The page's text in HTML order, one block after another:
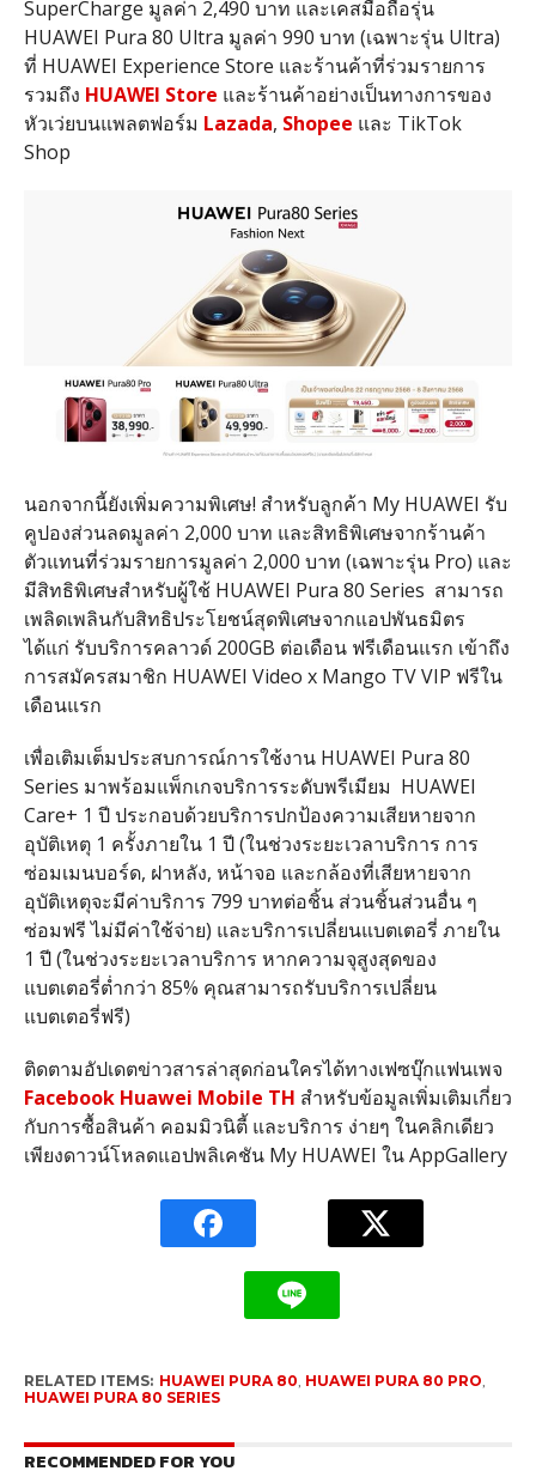
SuperCharge มูลค่า 2,490 บาท และเคสมือถือรุ่น
HUAWEI Pura 80 Ultra มูลค่า 990 บาท (เฉพาะรุ่นUltra)
ที่ HUAWEI Experience Store และร้านค้าที่ร่วมรายการ
รวมถึง HUAWEI Store และร้านค้าอย่างเป็นทางการของ
หัวเว่ยบนแพลตฟอร์ม Lazada, Shopee และ TikTok
Shop
นอกจากนี้ยังเพิ่มความพิเศษ! สำหรับลูกค้า My HUAWEI รับ
คูปองส่วนลดมูลค่า 2,000 บาท และสิทธิพิเศษจากร้านค้า
ตัวแทนที่ร่วมรายการมูลค่า 2,000 บาท (เฉพาะรุ่นPro) และ
มีสิทธิพิเศษสำหรับผู้ใช้HUAWEI Pura 80 Series สามารถ
เพลิดเพลินกับสิทธิประโยชน์สุดพิเศษจากแอปพันธมิตร
ได้แก่ รับบริการคลาวด์200GB ต่อเดือน ฟรีเดือนแรก เข้าถึง
การสมัครสมาชิก HUAWEI Video x Mango TV VIP ฟรีใน
เดือนแรก
เพื่อเติมเต็มประสบการณ์การใช้งานHUAWEI Pura 80
Series มาพร้อมแพ็กเกจบริการระดับพรีเมียม HUAWEI
Care+ 1 ปี ประกอบด้วยบริการปกป้องความเสียหายจาก
อุบัติเหตุ1 ครั้งภายใน1 ปี(ในช่วงระยะเวลาบริการ การ
ซ่อมเมนบอร์ด, ฝาหลัง, หน้าจอ และกล้องที่เสียหายจาก
อุบัติเหตุจะมีค่าบริการ 799 บาทต่อชิ้น ส่วนชิ้นส่วนอื่น ๆ
ซ่อมฟรี ไม่มีค่าใช้จ่าย) และบริการเปลี่ยนแบตเตอรี่ ภายใน
1 ปี(ในช่วงระยะเวลาบริการ หากความจุสูงสุดของ
แบตเตอรี่ต่ำกว่า 85% คุณสามารถรับบริการเปลี่ยน
แบตเตอรี่ฟรี)
ติดตามอัปเดตข่าวสารล่าสุดก่อนใครได้ทางเฟซบุ๊กแฟนเพจ
Facebook Huawei Mobile TH สำหรับข้อมูลเพิ่มเติมเกี่ยว
กับการซื้อสินค้า คอมมิวนิตี้ และบริการ ง่ายๆ ในคลิกเดียว
เพียงดาวน์โหลดแอปพลิเคชันMy HUAWEI ในAppGallery
RELATED ITEMS: HUAWEI PURA 80, HUAWEI PURA 80 PRO,
HUAWEI PURA 80 SERIES
RECOMMENDED FOR YOU